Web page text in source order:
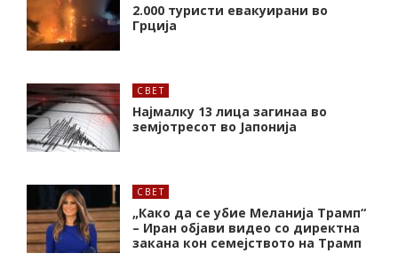
2.000 туристи евакуирани во
Грција
СВЕТ
Најмалку 13 лица загинаа во
земјотресот во Јапонија
СВЕТ
„Како да се убие Меланија Трамп“
– Иран објави видео со директна
закана кон семејството на Трамп